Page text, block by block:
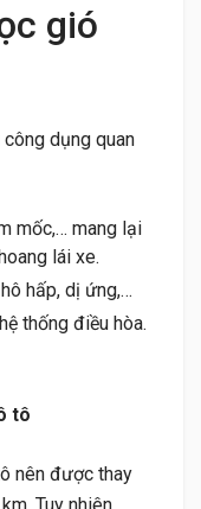
gió
công dụng quan
mốc,… mang lại
lái xe.
hấp, dị ứng,…
thống điều hòa.
tô
nên được thay